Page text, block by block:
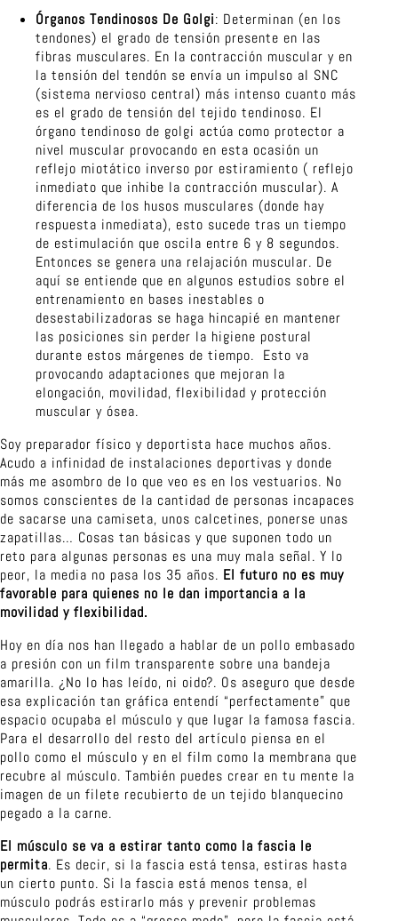
Órganos Tendinosos De Golgi: Determinan (en los
tendones) el grado de tensión presente en las
fibras musculares. En la contracción muscular y en
la tensión del tendón se envía un impulso al SNC
(sistema nervioso central) más intenso cuanto más
es el grado de tensión del tejido tendinoso. El
órgano tendinoso de golgi actúa como protector a
nivel muscular provocando en esta ocasión un
reflejo miotático inverso por estiramiento ( reflejo
inmediato que inhibe la contracción muscular). A
diferencia de los husos musculares (donde hay
respuesta inmediata), esto sucede tras un tiempo
de estimulación que oscila entre 6 y 8 segundos.
Entonces se genera una relajación muscular. De
aquí se entiende que en algunos estudios sobre el
entrenamiento en bases inestables o
desestabilizadoras se haga hincapié en mantener
las posiciones sin perder la higiene postural
durante estos márgenes de tiempo. Esto va
provocando adaptaciones que mejoran la
elongación, movilidad, flexibilidad y protección
muscular y ósea.
Soy preparador físico y deportista hace muchos años.
Acudo a infinidad de instalaciones deportivas y donde
más me asombro de lo que veo es en los vestuarios. No
somos conscientes de la cantidad de personas incapaces
de sacarse una camiseta, unos calcetines, ponerse unas
zapatillas… Cosas tan básicas y que suponen todo un
reto para algunas personas es una muy mala señal. Y lo
peor, la media no pasa los 35 años. El futuro no es muy
favorable para quienes no le dan importancia a la
movilidad y flexibilidad.
Hoy en día nos han llegado a hablar de un pollo embasado
a presión con un film transparente sobre una bandeja
amarilla. ¿No lo has leído, ni oido?. Os aseguro que desde
esa explicación tan gráfica entendí “perfectamente” que
espacio ocupaba el músculo y que lugar la famosa fascia.
Para el desarrollo del resto del artículo piensa en el
pollo como el músculo y en el film como la membrana que
recubre al músculo. También puedes crear en tu mente la
imagen de un filete recubierto de un tejido blanquecino
pegado a la carne.
El músculo se va a estirar tanto como la fascia le
permita. Es decir, si la fascia está tensa, estiras hasta
un cierto punto. Si la fascia está menos tensa, el
músculo podrás estirarlo más y prevenir problemas